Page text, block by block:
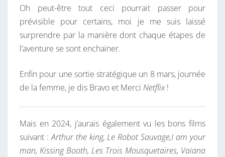
Oh peut-être tout ceci pourrait passer pour
prévisible pour certains, moi je me suis laissé
surprendre par la manière dont chaque étapes de
l’aventure se sont enchainer.
Enfin pour une sortie stratégique un 8 mars, journée
de la femme, je dis Bravo et Merci Netflix!
Mais en 2024, j’aurais également vu les bons films
suivant :Arthur the king, Le Robot Sauvage,I am your
man, Kissing Booth, Les Trois Mousquetaires, Vaiana